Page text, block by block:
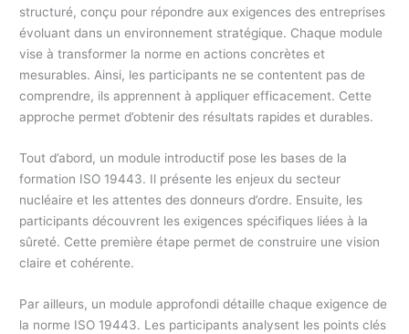
structuré, conçu pour répondre aux exigences des entreprises
évoluant dans un environnement stratégique. Chaque module
vise à transformer la norme en actions concrètes et
mesurables. Ainsi, les participants ne se contentent pas de
comprendre, ils apprennent à appliquer efficacement. Cette
approche permet d’obtenir des résultats rapides et durables.
Tout d’abord, un module introductif pose les bases de la
formation ISO 19443. Il présente les enjeux du secteur
nucléaire et les attentes des donneurs d’ordre. Ensuite, les
participants découvrent les exigences spécifiques liées à la
sûreté. Cette première étape permet de construire une vision
claire et cohérente.
Par ailleurs, un module approfondi détaille chaque exigence de
la norme ISO 19443. Les participants analysent les points clés